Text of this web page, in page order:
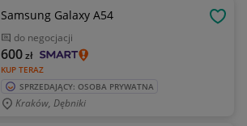
Samsung Galaxy A54
do negocjacji
KUP TERAZ
600zł
SPRZEDAJĄCY: OSOBA PRYWATNA
Kraków, Dębniki